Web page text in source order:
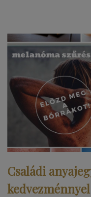
Családi